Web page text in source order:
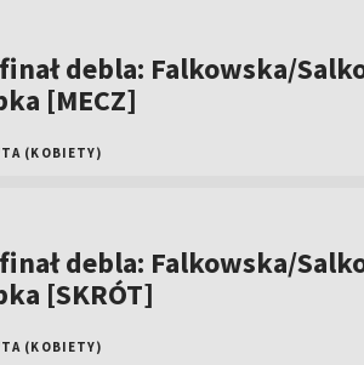
debla: Falkowska/
[MECZ]
(KOBIETY)
debla: Falkowska/
[SKRÓT]
(KOBIETY)